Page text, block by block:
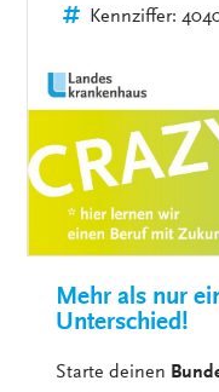
Kennziffer:
Mehr als nur
Unterschied!
Starte deinen